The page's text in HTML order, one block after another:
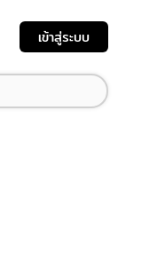
เข้าสู่ระบบ